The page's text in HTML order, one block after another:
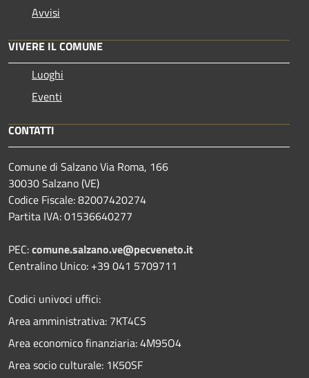
Avvisi
VIVERE IL COMUNE
Luoghi
Eventi
CONTATTI
Comune di Salzano Via Roma, 166
30030 Salzano (VE)
Codice Fiscale: 82007420274
Partita IVA: 01536640277
PEC:comune.salzano.ve@pecveneto.it
Centralino Unico: +39 041 5709711
Codici univoci uffici:
Area amministrativa: 7KT4CS
Area economico finanziaria: 4M95O4
Area socio culturale: 1K50SF